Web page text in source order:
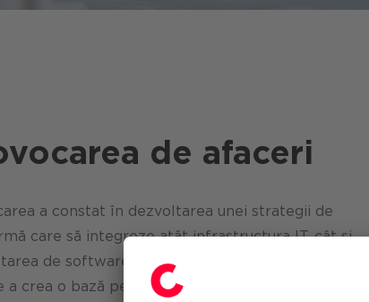
de afaceri
a constat în dezvoltarea unei strategii de
care să integreze atât infrastructura IT, cât și
de software (tradițional + DevOps). Scopul a
a crea o bază pentru un centru de date on-premise